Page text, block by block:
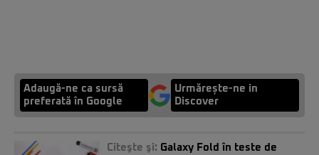
Adaugă-ne ca sursă
preferată în Google
Urmărește-ne in
Discover
Citeşte şi: Galaxy Fold în teste de